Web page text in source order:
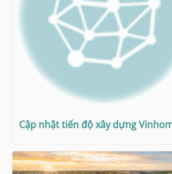
Cập nhật tiến độ xây dựng